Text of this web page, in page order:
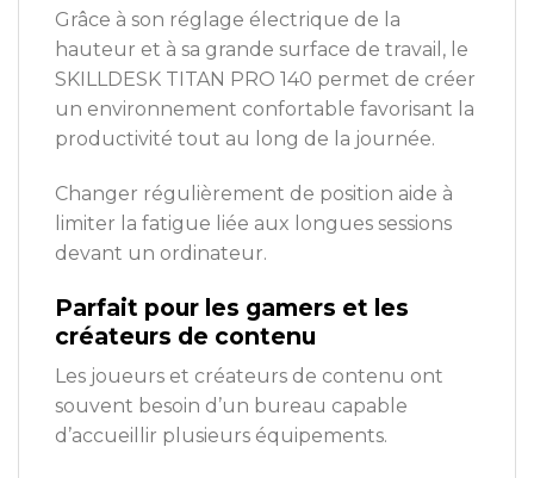
Grâce à son réglage électrique de la
hauteur et à sa grande surface de travail, le
SKILLDESK TITAN PRO 140 permet de créer
un environnement confortable favorisant la
productivité tout au long de la journée.
Changer régulièrement de position aide à
limiter la fatigue liée aux longues sessions
devant un ordinateur.
Parfait pour les gamers et les
créateurs de contenu
Les joueurs et créateurs de contenu ont
souvent besoin d’un bureau capable
d’accueillir plusieurs équipements.